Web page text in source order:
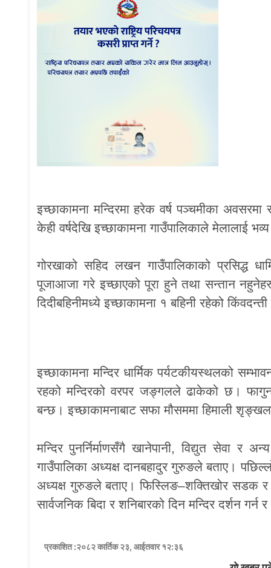
इच्छाकामना मन्दिरमा हरेक वर्ष पञ्चमीका
केही वर्षदेखि इच्छाकामना गाउँपालिकाले मेलालाई
गोरखाको सहिद लखन गाउँपालिकाको प्रसिद्ध
पूजाआजा गरे इच्छाएको पूरा हुने तथा सन्तान
दिदीबहिनीमध्ये इच्छाकामना १ बहिनी रहेको
इच्छाकामना मन्दिर धार्मिक पर्यटकीयस्थलको
रहको मन्दिरको वरपर जङ्गलले ढाकेको छ।
बन्छ। इच्छाकामनाबाट सफा मौसममा हिमाली
मन्दिर पुनर्निर्माणसँगै खानेपानी, विद्युत सेवा र
गाउँपालिका अध्यक्ष दानबहादुर गुरुङले बताए।
अध्यक्ष गुरुङले बताए। फिस्लिङ–शक्तिखोर सडक र
सार्वजनिक बिदा र शनिबारको दिन मन्दिर दर्शन
प्रकाशित :२०८२ कार्तिक २३, आईतवार १२:३६